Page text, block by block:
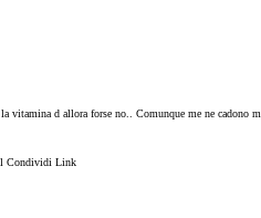
vitamina d allora forse no.. Comunque me ne
Condividi Link